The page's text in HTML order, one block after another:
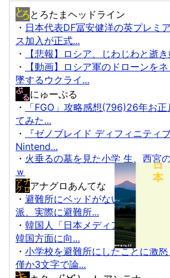
とろたまヘッドライン
・ 日本代表DF冨安健洋の英プレミ
ス加入が正式...
・
【悲報】ロシア、じわじわと逝
・
【動画】ロシア軍のドローンを
墜するウクライ...
にゅーぷる
・
「FGO」攻略感想(796)26年お
てみた...
・
『ゼノブレイド ディフィニティ
Nintend...
・ 火垂るの墓を見た小学 生、西宮
ｗ
アナグロあんてな
・ 避難所にベッドがない！と文句た
派、実際に避難所...
・ 韓国人「日本メディアが大型台風
韓国方面に向...
・ 小学校を避難所にしたことに激
僅か3文字で論...